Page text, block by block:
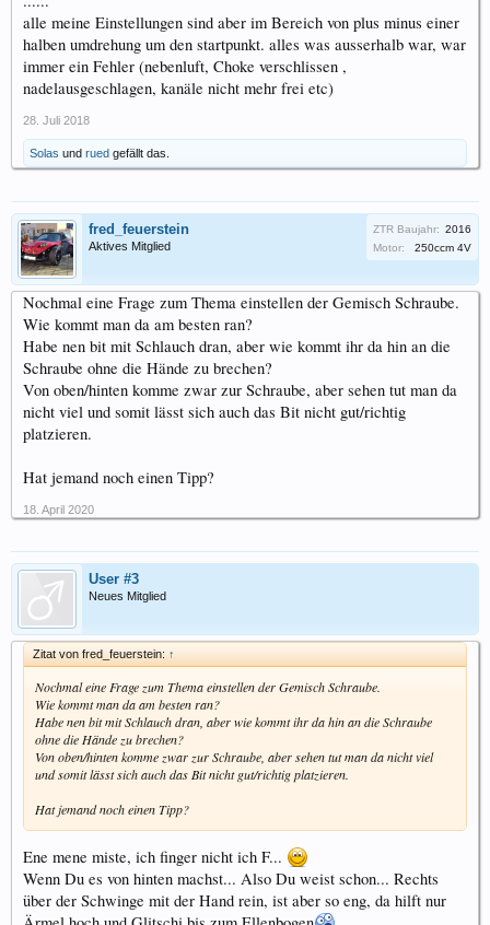
alle meine Einstellungen sind aber im Bereich von plus minus einer
halben umdrehung um den startpunkt. alles was ausserhalb war, war
immer ein Fehler (nebenluft, Choke verschlissen ,
nadelausgeschlagen, kanäle nicht mehr frei etc)
28. Juli 2018
Solas und rued gefällt das.
fred_feuerstein
Aktives Mitglied
ZTR Baujahr: 2016
Motor:
250ccm 4V
Nochmal eine Frage zum Thema einstellen der Gemisch Schraube.
Wie kommt man da am besten ran?
Habe nen bit mit Schlauch dran, aber wie kommt ihr da hin an die
Schraube ohne die Hände zu brechen?
Von oben/hinten komme zwar zur Schraube, aber sehen tut man da
nicht viel und somit lässt sich auch das Bit nicht gut/richtig
platzieren.
Hat jemand noch einen Tipp?
18. April 2020
User #3
Neues Mitglied
Zitat von fred_feuerstein: ↑
Nochmal eine Frage zum Thema einstellen der Gemisch Schraube.
Wie kommt man da am besten ran?
Habe nen bit mit Schlauch dran, aber wie kommt ihr da hin an die Schraube
ohne die Hände zu brechen?
Von oben/hinten komme zwar zur Schraube, aber sehen tut man da nicht viel
und somit lässt sich auch das Bit nicht gut/richtig platzieren.
Hat jemand noch einen Tipp?
Ene mene miste, ich finger nicht ich F...
Wenn Du es von hinten machst... Also Du weist schon... Rechts
über der Schwinge mit der Hand rein, ist aber so eng, da hilft nur